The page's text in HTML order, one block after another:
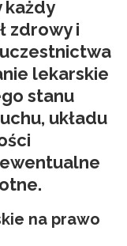
każdy
zdrowy i
lekarskie
stanu
układu
na prawo